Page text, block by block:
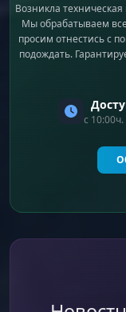
Возникла
Мы обрабатываем
просим отнестись с
подождать.
с